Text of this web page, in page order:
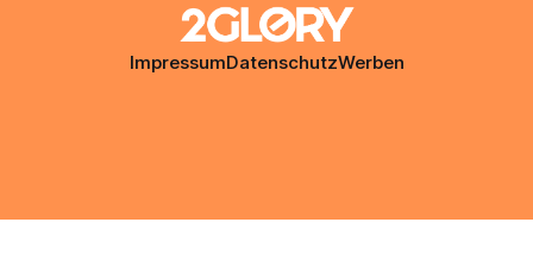
ImpressumDatenschutzWerben